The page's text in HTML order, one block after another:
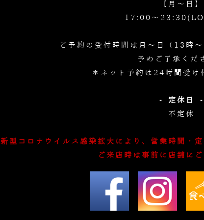
【月～日】
17:00～
ご予約の受付時間は月～日（13時
予めご了承くだ
＊ネット予約は24時間受け
- 定休日 -
不定休
新型コロナウイルス感染拡大により、営業時間・
ご来店時は事前に店舗に